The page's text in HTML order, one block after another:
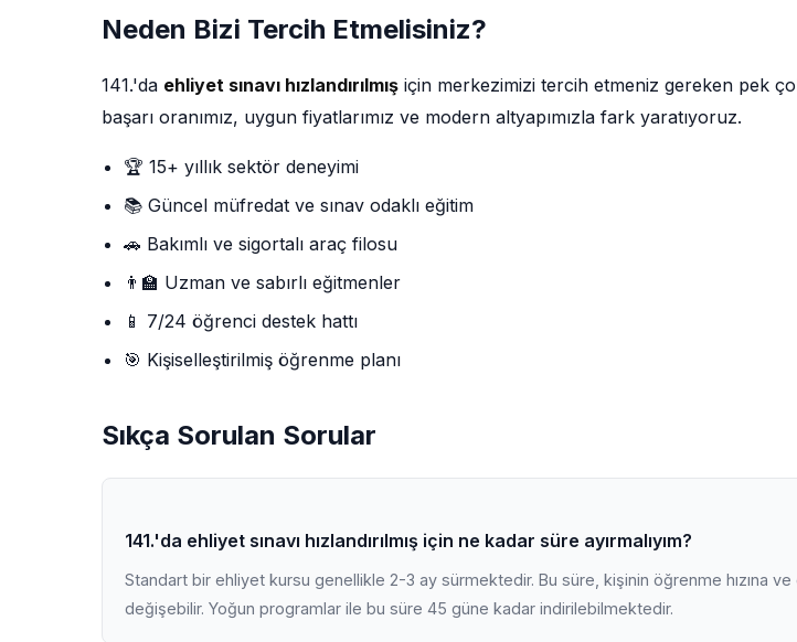
Neden Bizi Tercih Etmelisiniz?
141.'da ehliyet sınavı hızlandırılmış için merkezimizi tercih etmeniz gereken pek
başarı oranımız, uygun fiyatlarımız ve modern altyapımızla fark yaratıyoruz.
🏆 15+ yıllık sektör deneyimi
📚 Güncel müfredat ve sınav odaklı eğitim
🚗 Bakımlı ve sigortalı araç filosu
👨‍🏫 Uzman ve sabırlı eğitmenler
📱 7/24 öğrenci destek hattı
🎯 Kişiselleştirilmiş öğrenme planı
Sıkça Sorulan Sorular
141.'da ehliyet sınavı hızlandırılmış için ne kadar süre ayırmalıyım?
Standart bir ehliyet kursu genellikle 2-3 ay sürmektedir. Bu süre, kişinin öğrenme hızına
değişebilir. Yoğun programlar ile bu süre 45 güne kadar indirilebilmektedir.